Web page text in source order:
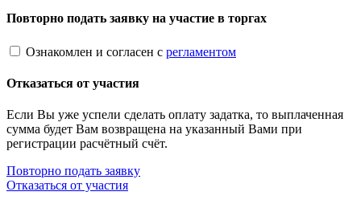
Повторно подать заявку на участие в торгах
Ознакомлен и согласен с регламентом
Отказаться от участия
Если Вы уже успели сделать оплату задатка, то выплаченная
сумма будет Вам возвращена на указанный Вами при
регистрации расчётный счёт.
Повторно подать заявку
Отказаться от участия